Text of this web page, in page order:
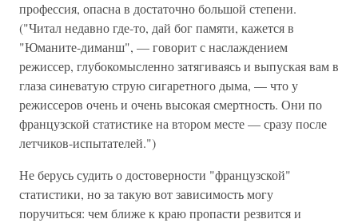
профессия, опасна в достаточно большой степени.
("Читал недавно где-то, дай бог памяти, кажется в
"Юманите-диманш", — говорит с наслаждением
режиссер, глубокомысленно затягиваясь и выпуская вам в
глаза синеватую струю сигаретного дыма, — что у
режиссеров очень и очень высокая смертность. Они по
французской статистике на втором месте — сразу после
летчиков-испытателей.")
Не берусь судить о достоверности "французской"
статистики, но за такую вот зависимость могу
поручиться: чем ближе к краю пропасти резвится и